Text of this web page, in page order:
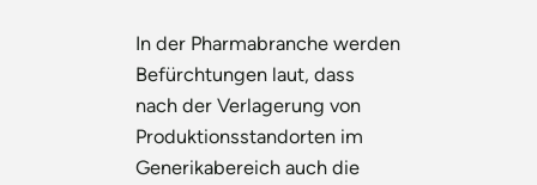
In der Pharmabranche werden
Befürchtungen laut, dass
nach der Verlagerung von
Produktionsstandorten im
Generikabereich auch die